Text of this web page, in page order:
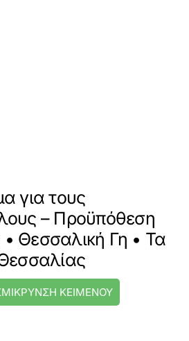
για τους
– Προϋπόθεση
• Θεσσαλική Γη • Τα
ΚΕΙΜΕΝΟΥ